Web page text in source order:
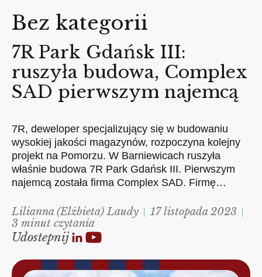
Bez kategorii
7R Park Gdańsk III:
ruszyła budowa, Complex
SAD pierwszym najemcą
7R, deweloper specjalizujący się w budowaniu
wysokiej jakości magazynów, rozpoczyna kolejny
projekt na Pomorzu. W Barniewicach ruszyła
właśnie budowa 7R Park Gdańsk III. Pierwszym
najemcą została firma Complex SAD. Firmę…
Lilianna (Elżbieta) Laudy
17 listopada 2023
3 minut czytania
Udostepnij